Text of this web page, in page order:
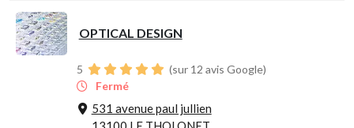
OPTICAL DESIGN
5
(sur 12 avis Google)
Fermé
531 avenue paul jullien